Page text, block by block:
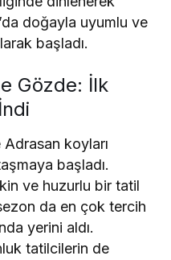
doğayla uyumlu ve
başladı.
Gözde: İlk
koyları
başladı.
ve huzurlu bir tatil
da en çok tercih
yerini aldı.
tatilcilerin de